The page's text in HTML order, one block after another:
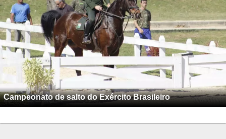
Campeonato de salto do Exército Brasileiro